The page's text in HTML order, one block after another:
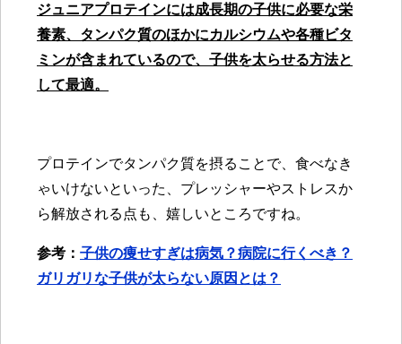
ジュニアプロテインには成長期の子供に必要な栄
養素、タンパク質のほかにカルシウムや各種ビタ
ミンが含まれているので、子供を太らせる方法と
して最適。
プロテインでタンパク質を摂ることで、食べなき
ゃいけないといった、プレッシャーやストレスか
ら解放される点も、嬉しいところですね。
参考： 子供の痩せすぎは病気？病院に行くべき？
ガリガリな子供が太らない原因とは？